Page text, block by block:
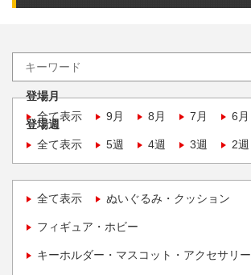
登場月
全て表示
9月 8月 7月 6月
登場週
全て表示
5週 4週 3週 2週
全て表示 ぬいぐるみ・クッション
フィギュア・ホビー
キーホルダー・マスコット・アクセサリー